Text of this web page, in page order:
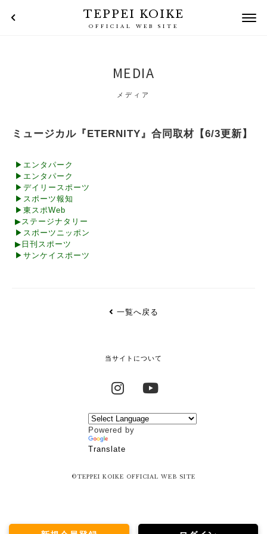
TEPPEI KOIKE
OFFICIAL WEB SITE
MEDIA
メディア
ミュージカル『ETERNITY』合同取材【6/3更新】
▶エンタパーク
▶エンタパーク
▶デイリースポーツ
▶スポーツ報知
▶東スポWeb
▶ステージナタリー
▶スポーツニッポン
▶日刊スポーツ
▶サンケイスポーツ
一覧へ戻る
当サイトについて
InstagramYouTube
Powered by
Translate
©TEPPEI KOIKE OFFICIAL WEB SITE